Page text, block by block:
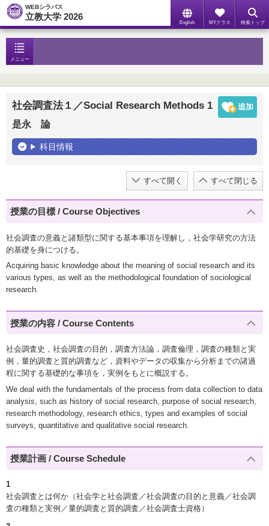
WEBシラバス
立教大学 2026
English MYクラス 検索トップ
メニュー
社会調査法１／Social Research Methods 1
是永 論
科目情報
すべて開く すべて閉じる
授業の目標 / Course Objectives
社会調査の意義と諸類型に関する基本事項を理解し，社会学研究の方法
的基礎を身につける。
Acquiring basic knowledge about the meaning of social research and its
various types, as well as the methodological foundation of sociological
research.
授業の内容 / Course Contents
社会調査史，社会調査の目的，調査方法論，調査倫理，調査の種類と実
例，量的調査と質的調査など，資料やデータの収集から分析までの諸過
程に関する基礎的な事項を，実例をもとに概説する。
We deal with the fundamentals of the process from data collection to data
analysis, such as history of social research, purpose of social research,
research methodology, research ethics, types and examples of social
surveys, quantitative and qualitative social research.
授業計画 / Course Schedule
1
社会調査とは何か（社会学と社会調査／社会調査の目的と意義／社会調
査の種類と実例／量的調査と質的調査／社会調査士資格）